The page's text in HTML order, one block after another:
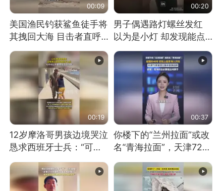
00:09
美国渔民钓获鲨鱼徒手将
其拽回大海 目击者直呼
震惊 （视频来源：参考
消息）
00:20
男子偶遇路灯螺丝发红
以为是小灯 却发现能点
燃香烟 当事人：已报警
处理
00:19
12岁摩洛哥男孩边境哭泣
恳求西班牙士兵：“可不
可以不要把我遣返回国”
00:37
你楼下的“兰州拉面”或改
名“青海拉面”，天津72家
面馆已集体更换招牌